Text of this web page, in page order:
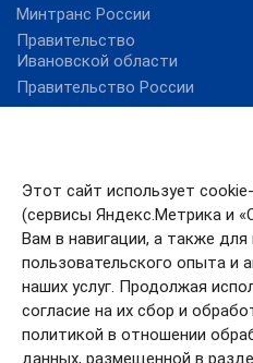
Этот сайт использует
(сервисы Яндекс.Метрика и
Вам в навигации, а также
пользовательского опыта и
наших услуг. Продолжая
согласие на их сбор и
политикой в отношении
данных, размещенной в
Минтранс России
Правительство
Ивановской области
Правительство России
Правовой портал